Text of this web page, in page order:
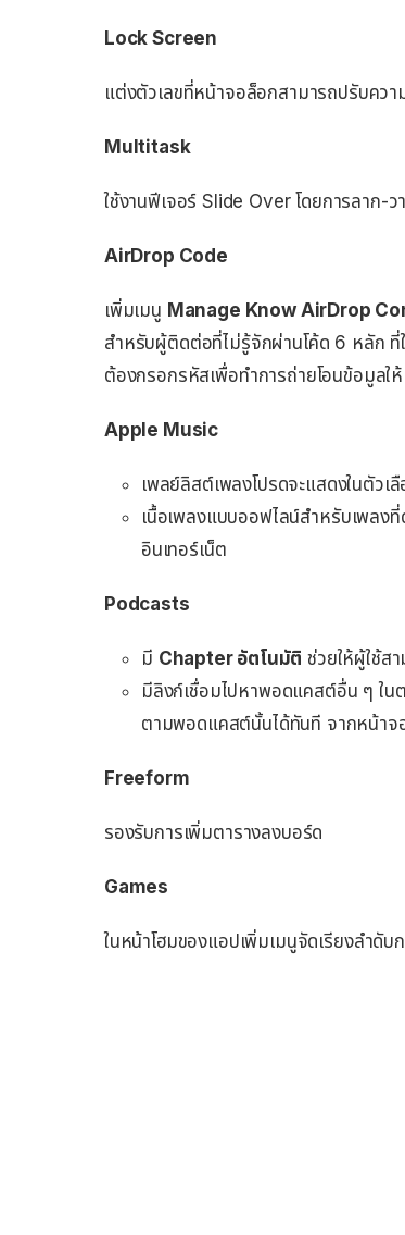
Lock Screen
แต่งตัวเลขที่หน้าจอล็อกสามารถปรับคว
Multitask
ใช้งานฟีเจอร์ Slide Over โดยการลาก-
AirDrop Code
เพิ่มเมนู Manage Know AirDrop
สำหรับผู้ติดต่อที่ไม่รู้จักผ่านโค้ด 6 หลัก
ต้องกรอกรหัสเพื่อทำการถ่ายโอนข้อมูลใ
Apple Music
เพลย์ลิสต์เพลงโปรดจะแสดงในตัว
เนื้อเพลงแบบออฟไลน์สำหรับเพลงที่
อินเทอร์เน็ต
Podcasts
มี Chapter อัตโนมัติ ช่วยให้ผู้ใช้ส
มีลิงก์เชื่อมไปหาพอดแคสต์อื่น ๆ ใ
ตามพอดแคสต์นั้นได้ทันที จากหน้าจ
Freeform
รองรับการเพิ่มตารางลงบอร์ด
Games
ในหน้าโฮมของแอปเพิ่มเมนูจัดเรียงลำดั